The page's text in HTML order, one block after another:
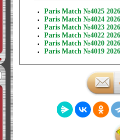
Paris Match №4025 2026
Paris Match №4024 2026
Paris Match №4023 2026
Paris Match №4022 2026
Paris Match №4020 2026
Paris Match №4019 2026